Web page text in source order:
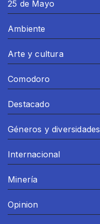
25 de Mayo
Ambiente
Arte y cultura
Comodoro
Destacado
Géneros y diversidades
Internacional
Minería
Opinion